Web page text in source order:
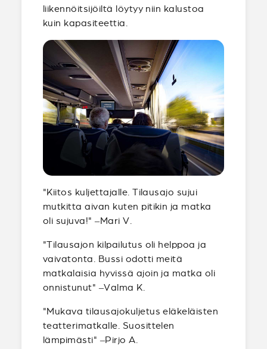
liikennöitsijöiltä löytyy niin kalustoa
kuin kapasiteettia.
"Kiitos kuljettajalle. Tilausajo sujui
mutkitta aivan kuten pitikin ja matka
oli sujuva!" –Mari V.
"Tilausajon kilpailutus oli helppoa ja
vaivatonta. Bussi odotti meitä
matkalaisia hyvissä ajoin ja matka oli
onnistunut" –Valma K.
"Mukava tilausajokuljetus eläkeläisten
teatterimatkalle. Suosittelen
lämpimästi" –Pirjo A.